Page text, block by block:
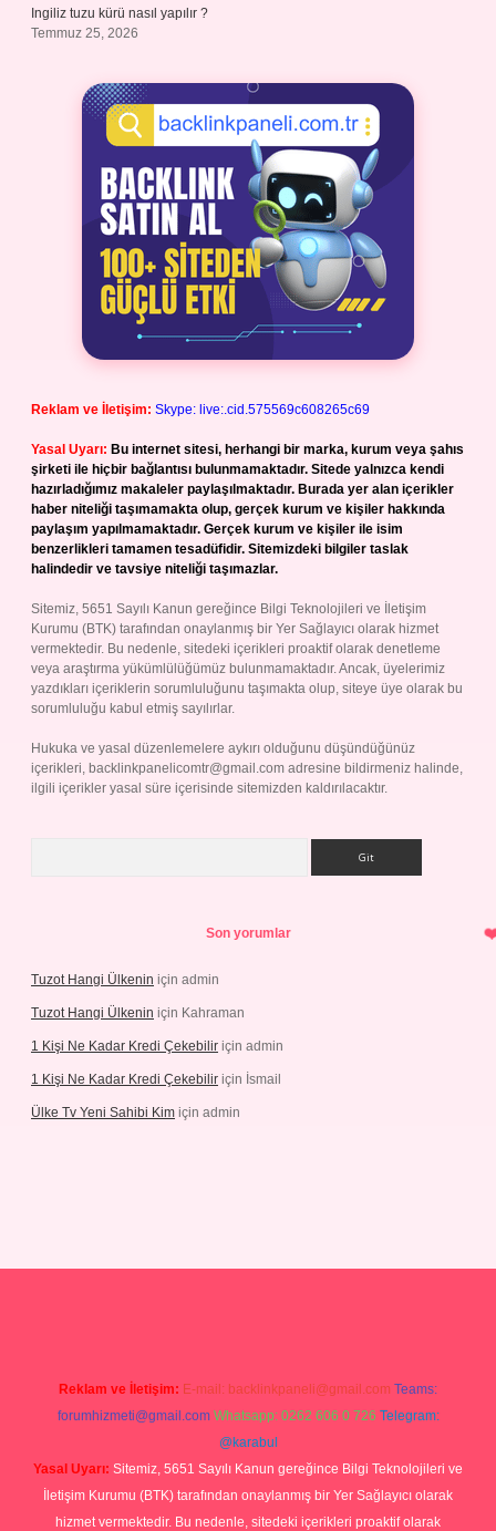
Ingiliz tuzu kürü nasıl yapılır ?
Temmuz 25, 2026
Reklam ve İletişim: Skype: live:.cid.575569c608265c69
Yasal Uyarı: Bu internet sitesi, herhangi bir marka, kurum veya şahıs
şirketi ile hiçbir bağlantısı bulunmamaktadır. Sitede yalnızca kendi
hazırladığımız makaleler paylaşılmaktadır. Burada yer alan içerikler
haber niteliği taşımamakta olup, gerçek kurum ve kişiler hakkında
paylaşım yapılmamaktadır. Gerçek kurum ve kişiler ile isim
benzerlikleri tamamen tesadüfidir. Sitemizdeki bilgiler taslak
halindedir ve tavsiye niteliği taşımazlar.
Sitemiz, 5651 Sayılı Kanun gereğince Bilgi Teknolojileri ve İletişim
Kurumu (BTK) tarafından onaylanmış bir Yer Sağlayıcı olarak hizmet
vermektedir. Bu nedenle, sitedeki içerikleri proaktif olarak denetleme
veya araştırma yükümlülüğümüz bulunmamaktadır. Ancak, üyelerimiz
yazdıkları içeriklerin sorumluluğunu taşımakta olup, siteye üye olarak bu
sorumluluğu kabul etmiş sayılırlar.
Hukuka ve yasal düzenlemelere aykırı olduğunu düşündüğünüz
içerikleri, backlinkpanelicomtr@gmail.com adresine bildirmeniz halinde,
ilgili içerikler yasal süre içerisinde sitemizden kaldırılacaktır.
Son yorumlar
Tuzot Hangi Ülkenin için admin
Tuzot Hangi Ülkenin için Kahraman
1 Kişi Ne Kadar Kredi Çekebilir için admin
1 Kişi Ne Kadar Kredi Çekebilir için İsmail
Ülke Tv Yeni Sahibi Kim için admin
Reklam ve İletişim: E-mail: backlinkpaneli@gmail.com Teams:
forumhizmeti@gmail.com Whatsapp: 0262 606 0 726 Telegram:
@karabul
Yasal Uyarı: Sitemiz, 5651 Sayılı Kanun gereğince Bilgi Teknolojileri ve
İletişim Kurumu (BTK) tarafından onaylanmış bir Yer Sağlayıcı olarak
hizmet vermektedir. Bu nedenle, sitedeki içerikleri proaktif olarak